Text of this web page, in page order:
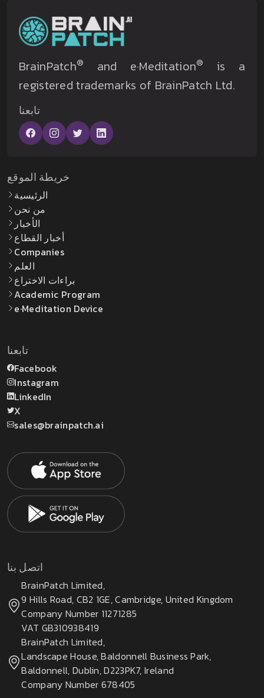
BrainPatch® and e·Meditation®
is a
registered trademarks of BrainPatch Ltd.
تابعنا
خريطة الموقع
الرئيسية
من نحن
الأخبار
أخبار القطاع
Companies
العلم
براءات الاختراع
Academic Program
e·Meditation Device
تابعنا
Facebook
Instagram
LinkedIn
X
sales@brainpatch.ai
اتصل بنا
BrainPatch Limited,
9 Hills Road, CB2 1GE, Cambridge, United Kingdom
Company Number 11271285
VAT GB310938419
BrainPatch Limited,
Landscape House, Baldonnell Business Park,
Baldonnell, Dublin, D223PK7, Ireland
Company Number 678405